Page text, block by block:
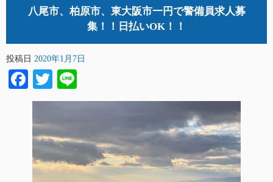
八尾市、柏原市、東大阪市一円で警備員求人募
集！！日払いOK！！
投稿日 2020年1月7日
Facebook
Twitter